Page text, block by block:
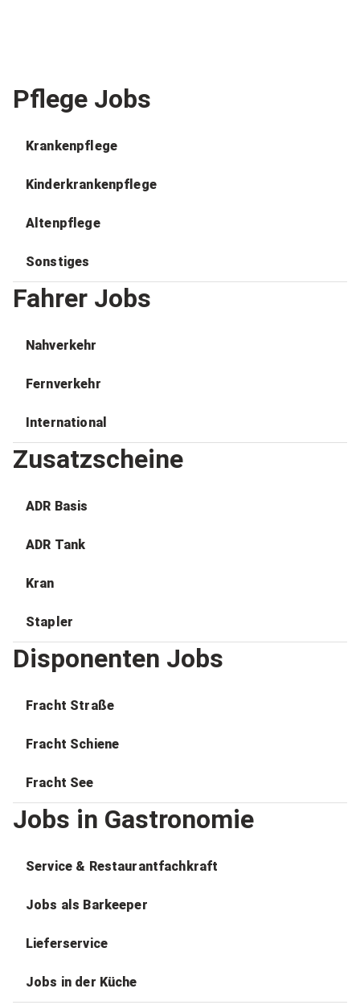
Pflege Jobs
Krankenpflege
Kinderkrankenpflege
Altenpflege
Sonstiges
Fahrer Jobs
Nahverkehr
Fernverkehr
International
Zusatzscheine
ADR Basis
ADR Tank
Kran
Stapler
Disponenten Jobs
Fracht Straße
Fracht Schiene
Fracht See
Jobs in Gastronomie
Service & Restaurantfachkraft
Jobs als Barkeeper
Lieferservice
Jobs in der Küche